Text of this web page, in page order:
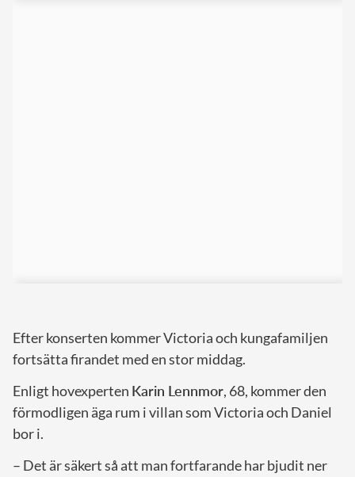
Efter konserten kommer Victoria och kungafamiljen
fortsätta firandet med en stor middag.
Enligt hovexperten Karin Lennmor, 68, kommer den
förmodligen äga rum i villan som Victoria och Daniel
bor i.
– Det är säkert så att man fortfarande har bjudit ner